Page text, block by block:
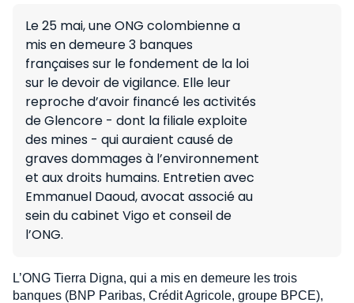
Le 25 mai, une ONG colombienne a
mis en demeure 3 banques
françaises sur le fondement de la loi
sur le devoir de vigilance. Elle leur
reproche d’avoir financé les activités
de Glencore - dont la filiale exploite
des mines - qui auraient causé de
graves dommages à l’environnement
et aux droits humains. Entretien avec
Emmanuel Daoud, avocat associé au
sein du cabinet Vigo et conseil de
l’ONG.
L’ONG Tierra Digna, qui a mis en demeure les trois
banques (BNP Paribas, Crédit Agricole, groupe BPCE),